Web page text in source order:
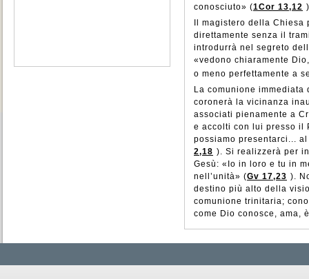
conosciuto» (1Cor 13,12
Il magistero della
direttamente senza il
introdurrà nel segreto
«vedono chiaramente
o meno perfettamente a
La comunione
coronerà la vicinanza
associati pienamente a
e accolti con lui presso il
possiamo presentarci...
2,18 ). Si realizzerà per
Gesù: «Io in loro e tu in
nell’unità» (Gv 17,23 ).
destino più alto della
comunione trinitaria;
come Dio conosce, ama,